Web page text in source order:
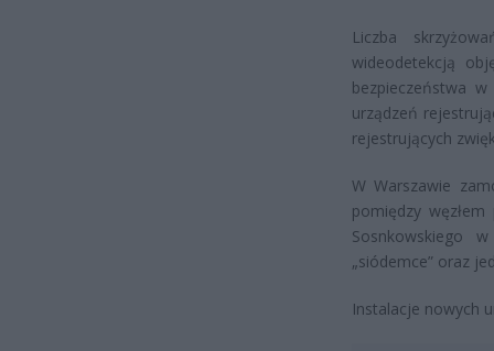
Liczba
wideodetekcją
bezpieczeństwa
urządzeń
rejestrujących
W Warszawie
pomiędzy
Sosnkowskiego
„siódemce” oraz
Instalacje nowych